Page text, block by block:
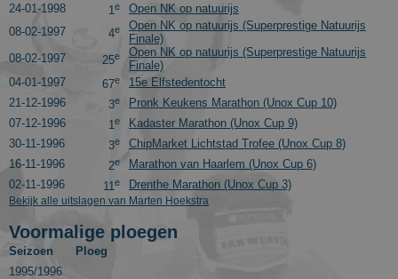
24-01-1998
1e
Open NK op natuurijs
08-02-1997
4e
Open NK op natuurijs (Superprestige Natuurijs
Finale)
08-02-1997
25e
Open NK op natuurijs (Superprestige Natuurijs
Finale)
04-01-1997
67e
15e Elfstedentocht
21-12-1996
3e
Pronk Keukens Marathon (Unox Cup 10)
07-12-1996
1e
Kadaster Marathon (Unox Cup 9)
30-11-1996
3e
ChipMarket Lichtstad Trofee (Unox Cup 8)
16-11-1996
2e
Marathon van Haarlem (Unox Cup 6)
02-11-1996
11e Drenthe Marathon (Unox Cup 3)
Bekijk alle uitslagen van Marten Hoekstra
Voormalige ploegen
Seizoen
Ploeg
1995/1996
Bezoekersgegevens Gerichte advertenties
Prestatiecookies worden gebruikt om te zien hoe bezoekers de
website gebruiken, bijv. analytische cookies. Deze cookies
kunnen niet worden gebruikt om een bepaalde bezoeker
direct te identificeren.
Naam
Aanbieder/
Domein
Vervaldatum
Google LLC
.schaatspeloton.nl
1 jaar 1
maand